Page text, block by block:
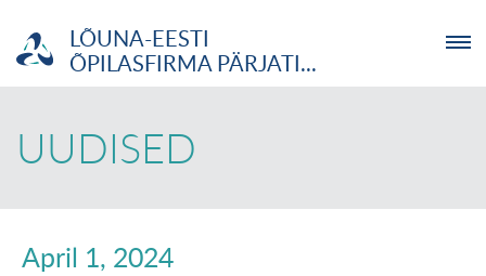
LÕUNA-EESTI
ÕPILASFIRMA PÄRJATI...
MTÜ
UUDISED
April 1, 2024